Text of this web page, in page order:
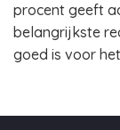
procent geeft
belangrijkste
goed is voor